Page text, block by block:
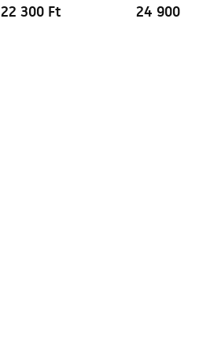
22 300 Ft 24 900 Ft